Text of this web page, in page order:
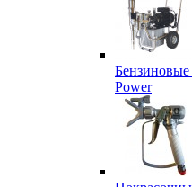
Power